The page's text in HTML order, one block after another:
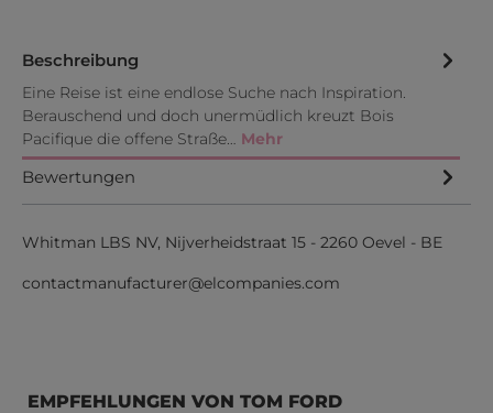
Beschreibung
Eine Reise ist eine endlose Suche nach Inspiration.
Berauschend und doch unermüdlich kreuzt Bois
Pacifique die offene Straße… Mehr
Bewertungen
Whitman LBS NV, Nijverheidstraat 15 - 2260 Oevel - BE
contactmanufacturer@elcompanies.com
Produktgalerie überspringen
EMPFEHLUNGEN VON TOM FORD